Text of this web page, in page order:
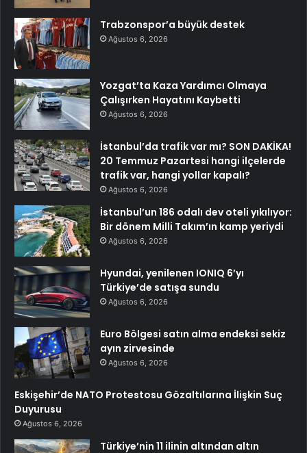
Trabzonspor’a büyük destek
Ağustos 6, 2026
Yozgat’ta Kaza Yardımcı Olmaya
Çalışırken Hayatını Kaybetti
Ağustos 6, 2026
İstanbul’da trafik var mı? SON DAKİKA!
20 Temmuz Pazartesi hangi ilçelerde
trafik var, hangi yollar kapalı?
Ağustos 6, 2026
İstanbul’un 186 odalı dev oteli yıkılıyor:
Bir dönem Milli Takım’ın kamp yeriydi
Ağustos 6, 2026
Hyundai, yenilenen IONIQ 6’yı
Türkiye’de satışa sundu
Ağustos 6, 2026
Euro Bölgesi satın alma endeksi sekiz
ayın zirvesinde
Ağustos 6, 2026
Eskişehir’de NATO Protestosu Gözaltılarına İlişkin Suç
Duyurusu
Ağustos 6, 2026
Türkiye’nin 11 ilinin altından altın